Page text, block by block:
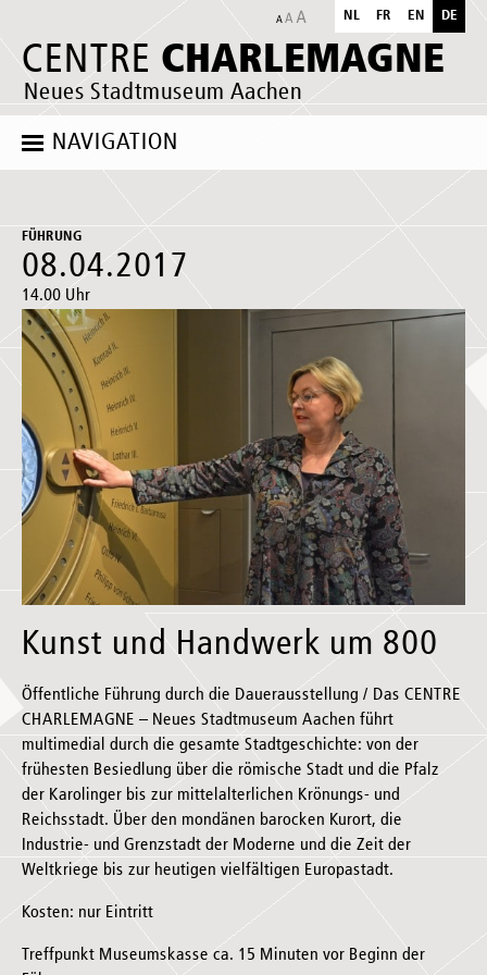
CENTRE CHARLEMAGNE
Neues Stadtmuseum Aachen
NL FR EN DE
NAVIGATION
FÜHRUNG
08.04.2017
14.00 Uhr
Kunst und Handwerk um 800
Öffentliche Führung durch die Dauerausstellung / Das CENTRE
CHARLEMAGNE – Neues Stadtmuseum Aachen führt
multimedial durch die gesamte Stadtgeschichte: von der
frühesten Besiedlung über die römische Stadt und die Pfalz
der Karolinger bis zur mittelalterlichen Krönungs- und
Reichsstadt. Über den mondänen barocken Kurort, die
Industrie- und Grenzstadt der Moderne und die Zeit der
Weltkriege bis zur heutigen vielfältigen Europastadt.
Kosten: nur Eintritt
Treffpunkt Museumskasse ca. 15 Minuten vor Beginn der